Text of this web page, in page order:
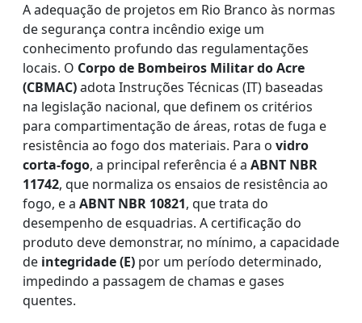
A adequação de projetos em Rio Branco às normas
de segurança contra incêndio exige um
conhecimento profundo das regulamentações
locais. O Corpo de Bombeiros Militar do Acre
(CBMAC)adota Instruções Técnicas (IT) baseadas
na legislação nacional, que definem os critérios
para compartimentação de áreas, rotas de fuga e
resistência ao fogo dos materiais. Para o vidro
corta-fogo, a principal referência é a ABNT NBR
11742, que normaliza os ensaios de resistência ao
fogo, e a ABNT NBR 10821, que trata do
desempenho de esquadrias. A certificação do
produto deve demonstrar, no mínimo, a capacidade
de integridade (E) por um período determinado,
impedindo a passagem de chamas e gases
quentes.